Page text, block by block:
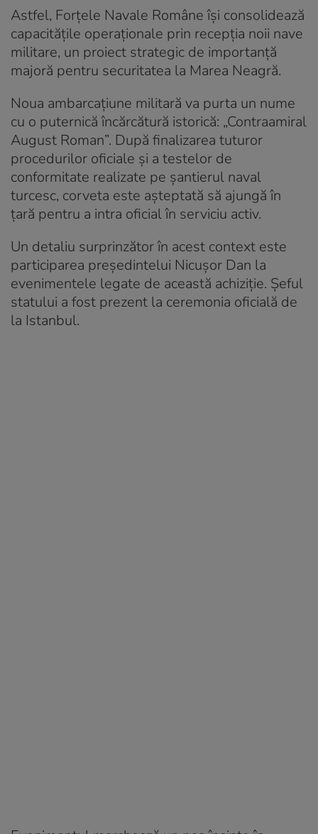
Astfel, Forțele Navale Române își consolidează
capacitățile operaționale prin recepția noii nave
militare, un proiect strategic de importanță
majoră pentru securitatea la Marea Neagră.
Noua ambarcațiune militară va purta un nume
cu o puternică încărcătură istorică: „Contraamiral
August Roman”. După finalizarea tuturor
procedurilor oficiale și a testelor de
conformitate realizate pe șantierul naval
turcesc, corveta este așteptată să ajungă în
țară pentru a intra oficial în serviciu activ.
Un detaliu surprinzător în acest context este
participarea președintelui Nicușor Dan la
evenimentele legate de această achiziție. Șeful
statului a fost prezent la ceremonia oficială de
la Istanbul.